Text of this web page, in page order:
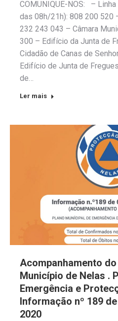
COMUNIQUE-NOS: – Linha
das 08h/21h): 808 200 520
232 243 043 – Câmara
300 – Edifício da Junta de
Cidadão de Canas de
Edifício de Junta de
de…
Ler mais
Acompanhamento
Município de Nelas .
Emergência e
Informação nº 189
2020